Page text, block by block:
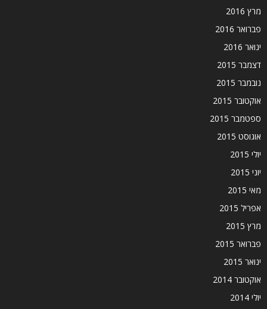
מרץ 2016
פברואר 2016
ינואר 2016
דצמבר 2015
נובמבר 2015
אוקטובר 2015
ספטמבר 2015
אוגוסט 2015
יולי 2015
יוני 2015
מאי 2015
אפריל 2015
מרץ 2015
פברואר 2015
ינואר 2015
אוקטובר 2014
יולי 2014